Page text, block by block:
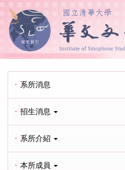
系所消息
招生消息
系所介紹
本所成員